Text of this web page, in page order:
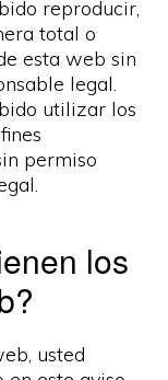
reproducir,
total o
esta web sin
legal.
utilizar los
permiso
los
usted